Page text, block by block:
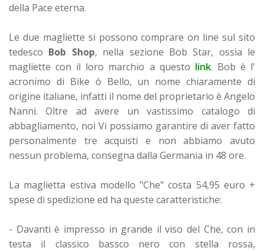
della Pace eterna.
Le due magliette si possono comprare on line sul sito
tedesco Bob Shop, nella sezione Bob Star, ossia le
magliette con il loro marchio a questo link. Bob è l'
acronimo di Bike ò Bello, un nome chiaramente di
origine italiane, infatti il nome del proprietario è Angelo
Nanni. Oltre ad avere un vastissimo catalogo di
abbagliamento, noi Vi possiamo garantire di aver fatto
personalmente tre acquisti e non abbiamo avuto
nessun problema, consegna dalla Germania in 48 ore.
La maglietta estiva modello "Che" costa 54,95 euro +
spese di spedizione ed ha queste caratteristiche:
- Davanti è impresso in grande il viso del Che, con in
testa il classico bassco nero con stella rossa,